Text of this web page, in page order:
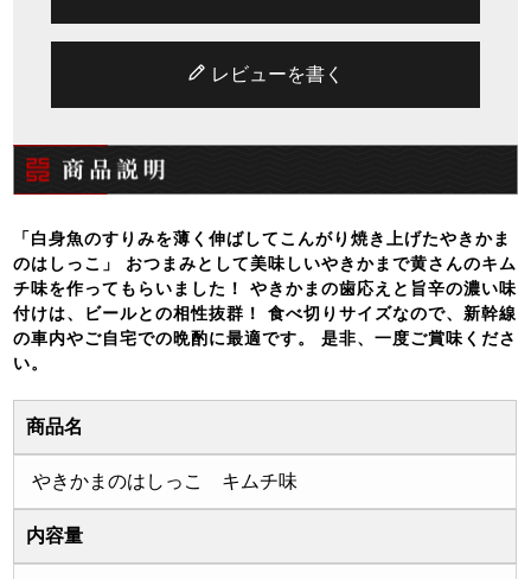
レビューを書く
「白身魚のすりみを薄く伸ばしてこんがり焼き上げたやきかま
のはしっこ」 おつまみとして美味しいやきかまで黄さんのキム
チ味を作ってもらいました！ やきかまの歯応えと旨辛の濃い味
付けは、ビールとの相性抜群！ 食べ切りサイズなので、新幹線
の車内やご自宅での晩酌に最適です。 是非、一度ご賞味くださ
い。
商品名
やきかまのはしっこ キムチ味
内容量